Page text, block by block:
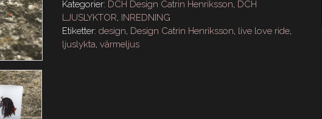
8
cm
Live
Love
Kategorier: DCH Design Catrin Henriksson, DCH
LJUSLYKTOR, INREDNING
Etiketter:design, Design Catrin Henriksson, live love ride,
ljuslykta,värmeljus